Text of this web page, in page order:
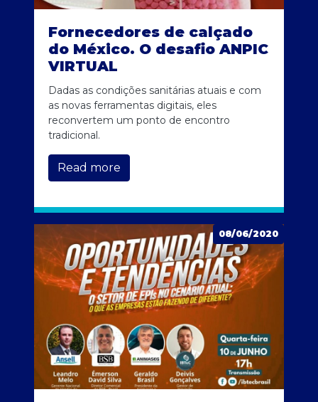
Fornecedores de calçado
do México. O desafio ANPIC
VIRTUAL
Dadas as condições sanitárias atuais e com
as novas ferramentas digitais, eles
reconvertem um ponto de encontro
tradicional.
Read more
08/06/2020